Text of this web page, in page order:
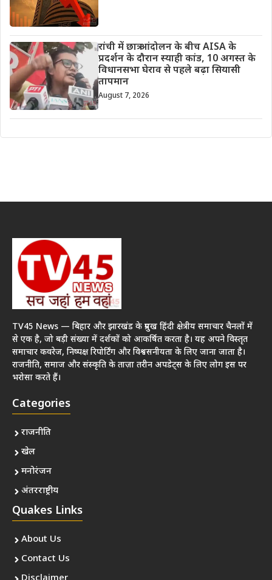
रांची में छात्र आंदोलन के बीच AISA के
प्रदर्शन के दौरान स्याही कांड, 10 अगस्त के
विधानसभा घेराव से पहले बढ़ा सियासी
तापमान
August 7, 2026
TV45 News — बिहार और झारखंड के प्रमुख हिंदी क्षेत्रीय समाचार चैनलों में
से एक है, जो बड़ी संख्या में दर्शकों को आकर्षित करता है। यह अपने विस्तृत
समाचार कवरेज, निष्पक्ष रिपोर्टिंग और विश्वसनीयता के लिए जाना जाता है।
राजनीति, समाज और संस्कृति के ताज़ा तरीन अपडेट्स के लिए लोग इस पर
भरोसा करते हैं।
Categories
राजनीति
खेल
मनोरंजन
अंतरराष्ट्रीय
Quakes Links
About Us
Contact Us